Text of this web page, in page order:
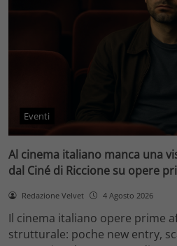
Eventi
Al cinema italiano manca una
dal Ciné di Riccione su opere
Redazione Velvet 4 Agosto 2026
Il cinema italiano opere prime
strutturale: poche new entry,